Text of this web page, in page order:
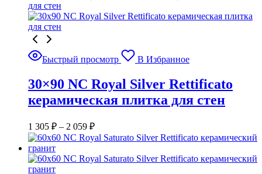
Быстрый просмотр В Избранное
30×90 NC Royal Silver Rettificato
керамическая плитка для стен
1 305 ₽ – 2 059 ₽